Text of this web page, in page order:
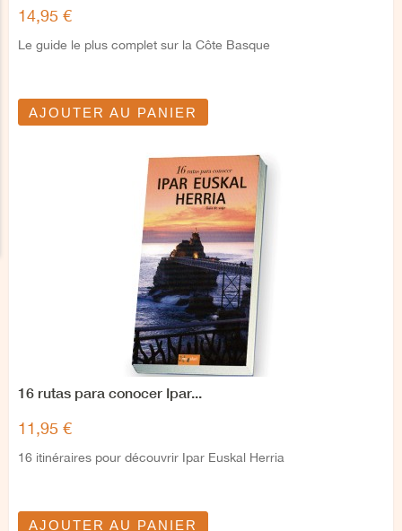
14,95 €
Le guide le plus complet sur la Côte Basque
AJOUTER AU PANIER
16 rutas para conocer Ipar...
11,95 €
16 itinéraires pour découvrir Ipar Euskal Herria
AJOUTER AU PANIER